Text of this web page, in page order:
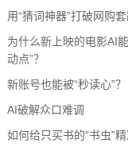
用“猜词神器”打破网购
为什么新上映的电影AI
动点”？
新账号也能被“秒读心”？
AI破解众口难调
如何给只买书的“书虫”精